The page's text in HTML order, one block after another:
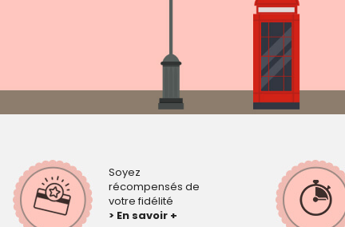
Soyez
récompensés de
votre fidélité
> En savoir +